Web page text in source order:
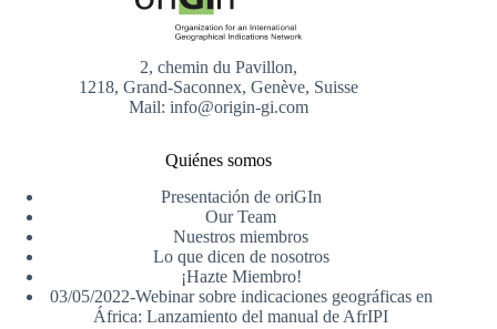
2, chemin du Pavillon,
1218, Grand-Saconnex, Genève, Suisse
Mail: info@origin-gi.com
Quiénes somos
Presentación de oriGIn
Our Team
Nuestros miembros
Lo que dicen de nosotros
¡Hazte Miembro!
03/05/2022-Webinar sobre indicaciones geográficas en
África: Lanzamiento del manual de AfrIPI